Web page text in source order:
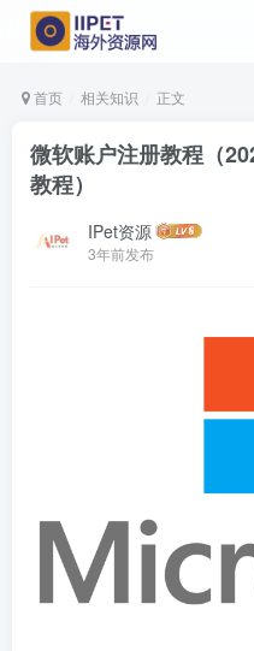
首页 相关知识 正文
微软账户注册教程（
教程）
IPet资源
3年前发布